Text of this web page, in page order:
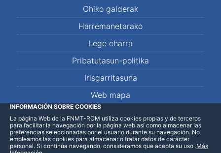
Ohiko galderak
Harremanetarako
Lege oharra
Pribatutasun-politika
Irisgarritasuna
Web mapa
LinkedInFacebookWhatsApp
INFORMACIÓN SOBRE COOKIES
La página Web de la FNMT-RCM utiliza cookies propias y de terceros
para facilitar la navegación por la página web así como almacenar las
preferencias seleccionadas por el usuario durante su navegación. No
empleamos las cookies para almacenar o tratar datos de carácter
personal. Si continúa navegando, consideramos que acepta su uso .Más